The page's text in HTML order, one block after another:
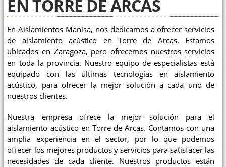
EN TORRE DE ARCAS
En Aislamientos Manisa, nos dedicamos a ofrecer servicios
de aislamiento acústico en Torre de Arcas. Estamos
ubicados en Zaragoza, pero ofrecemos nuestros servicios
en toda la provincia. Nuestro equipo de especialistas está
equipado con las últimas tecnologías en aislamiento
acústico, para ofrecer la mejor solución a cada uno de
nuestros clientes.
Nuestra empresa ofrece la mejor solución para el
aislamiento acústico en Torre de Arcas. Contamos con una
amplia experiencia en el sector, por lo que podemos
ofrecer los mejores productos y servicios para satisfacer las
necesidades de cada cliente. Nuestros productos están